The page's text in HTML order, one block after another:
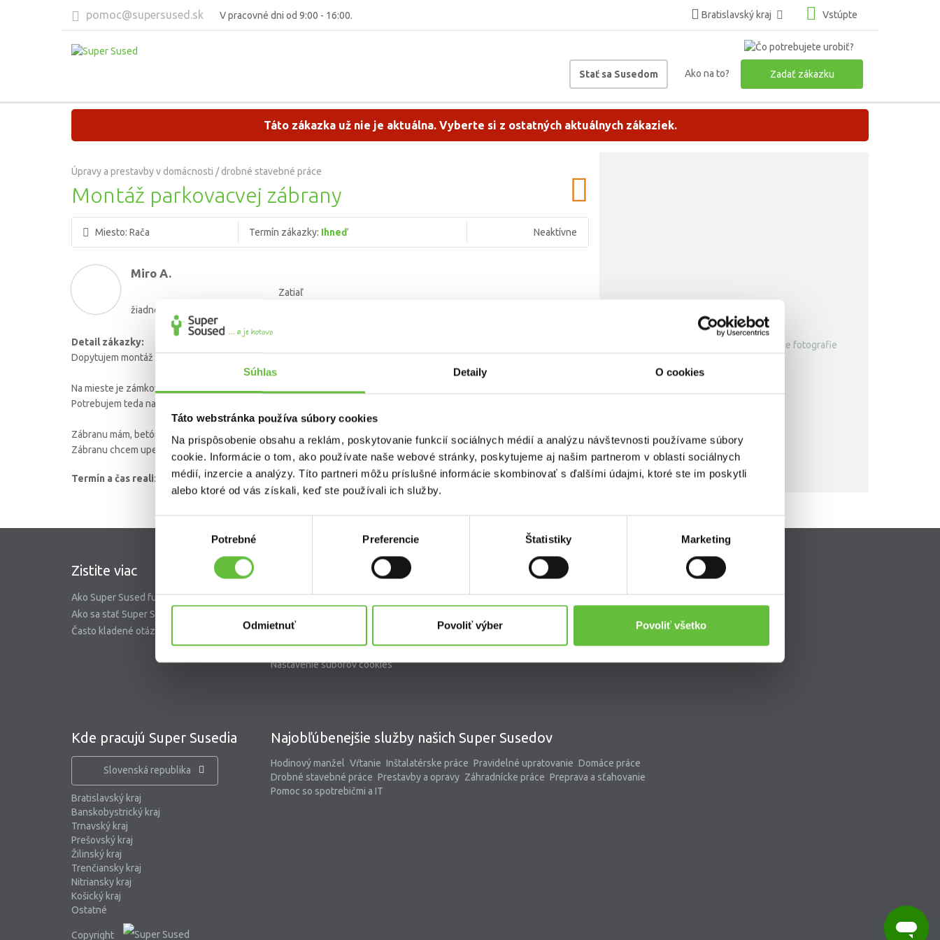
Súhlas Detaily O cookies
Táto webstránka používa súbory cookies
Na prispôsobenie obsahu a reklám, poskytovanie funkcií sociálnych médií a analýzu návštevnosti používame súbory
cookie. Informácie o tom, ako používate naše webové stránky, poskytujeme aj našim partnerom v oblasti sociálnych
médií, inzercie a analýzy. Títo partneri môžu príslušné informácie skombinovať s ďalšími údajmi, ktoré ste im poskytli
alebo ktoré od vás získali, keď ste používali ich služby.
Potrebné Preferencie Štatistiky Marketing
Odmietnuť Povoliť výber Povoliť všetko
pomoc@supersused.sk V pracovné dni od 9:00 - 16:00. Bratislavský kraj Vstúpte
Stať sa Susedom Ako na to? Zadať zákazku
Táto zákazka už nie je aktuálna. Vyberte si z ostatných aktuálnych zákaziek.
Úpravy a prestavby v domácnosti / drobné stavebné práce
Montáž parkovacvej zábrany
Miesto: Rača Termín zákazky: Ihneď Neaktívne
Miro A.
Zatiaľ
žiadne hodnotenie
Detail zákazky:
Dopytujem montáž parkovacej zábrany typu "M" na parkovacie miesto.
Na mieste je zámková dlažba pod ktorou je predpokladám štrk.
Potrebujem teda na daných miestach vybrať dlažbu, zabetónovať pre upevnenie, vrátiť dlažbu a navŕtať zábranu.
Zábranu mám, betón a inštalačný materiál nie.
Zábranu chcem upevniť pevne, teda na chemickú kotvu alebo prievlakové kotvy
Termín a čas realizácie:Ihneď
k tejto zákazke neboli pridané žiadne fotografie
Zistite viac
Ako Super Sused funguje?
Ako sa stať Super Susedom?
Často kladené otázky
O nás
Riešenie problémov a reklamácií
Blog
Nastavenie súborov cookies
Supersused.sk s.r.o.
Kde pracujú Super Susedia
Slovenská republika
Bratislavský kraj
Banskobystrický kraj
Trnavský kraj
Prešovský kraj
Žilinský kraj
Trenčiansky kraj
Nitriansky kraj
Košický kraj
Ostatné
Najobľúbenejšie služby našich Super Susedov
Hodinový manžel Vŕtanie Inštalatérske práce Pravidelné upratovanie Domáce práce
Drobné stavebné práce Prestavby a opravy Záhradnícke práce Preprava a sťahovanie
Pomoc so spotrebičmi a IT
Pripojte sa k nám
Copyright